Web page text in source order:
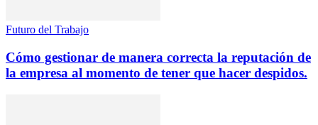
Futuro del Trabajo
Cómo gestionar de manera correcta la reputación de
la empresa al momento de tener que hacer despidos.